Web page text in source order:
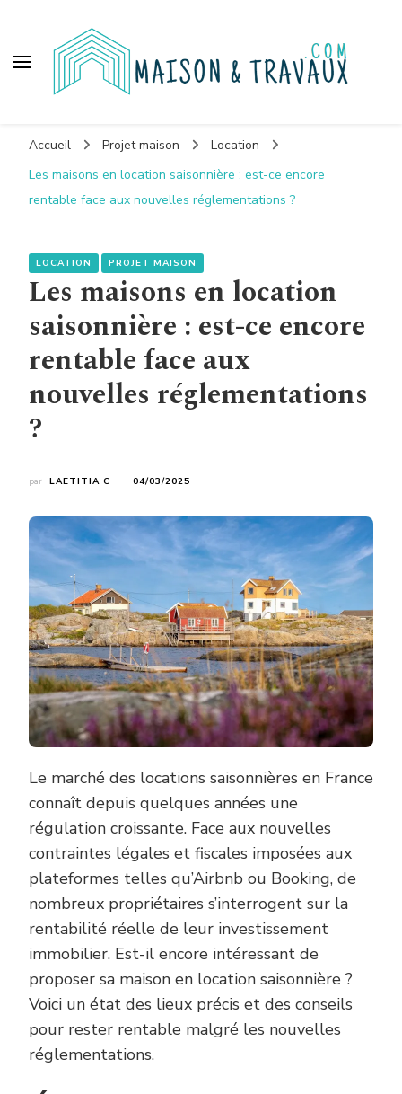
Accueil Projet maison
Location
Les maisons en location saisonnière : est-ce encore
rentable face aux nouvelles réglementations ?
LOCATION PROJET MAISON
Les maisons en location
saisonnière : est-ce encore
rentable face aux
nouvelles réglementations
?
par LAETITIA C 04/03/2025
Le marché des locations saisonnières en France
connaît depuis quelques années une
régulation croissante. Face aux nouvelles
contraintes légales et fiscales imposées aux
plateformes telles qu’Airbnb ou Booking, de
nombreux propriétaires s’interrogent sur la
rentabilité réelle de leur investissement
immobilier. Est-il encore intéressant de
proposer sa maison en location saisonnière ?
Voici un état des lieux précis et des conseils
pour rester rentable malgré les nouvelles
réglementations.